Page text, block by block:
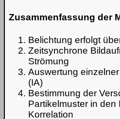
Zusammenfassung der
Belichtung erfolgt
Zeitsynchrone
Strömung
Auswertung
(IA)
Bestimmung der
Partikelmuster in den
Korrelation